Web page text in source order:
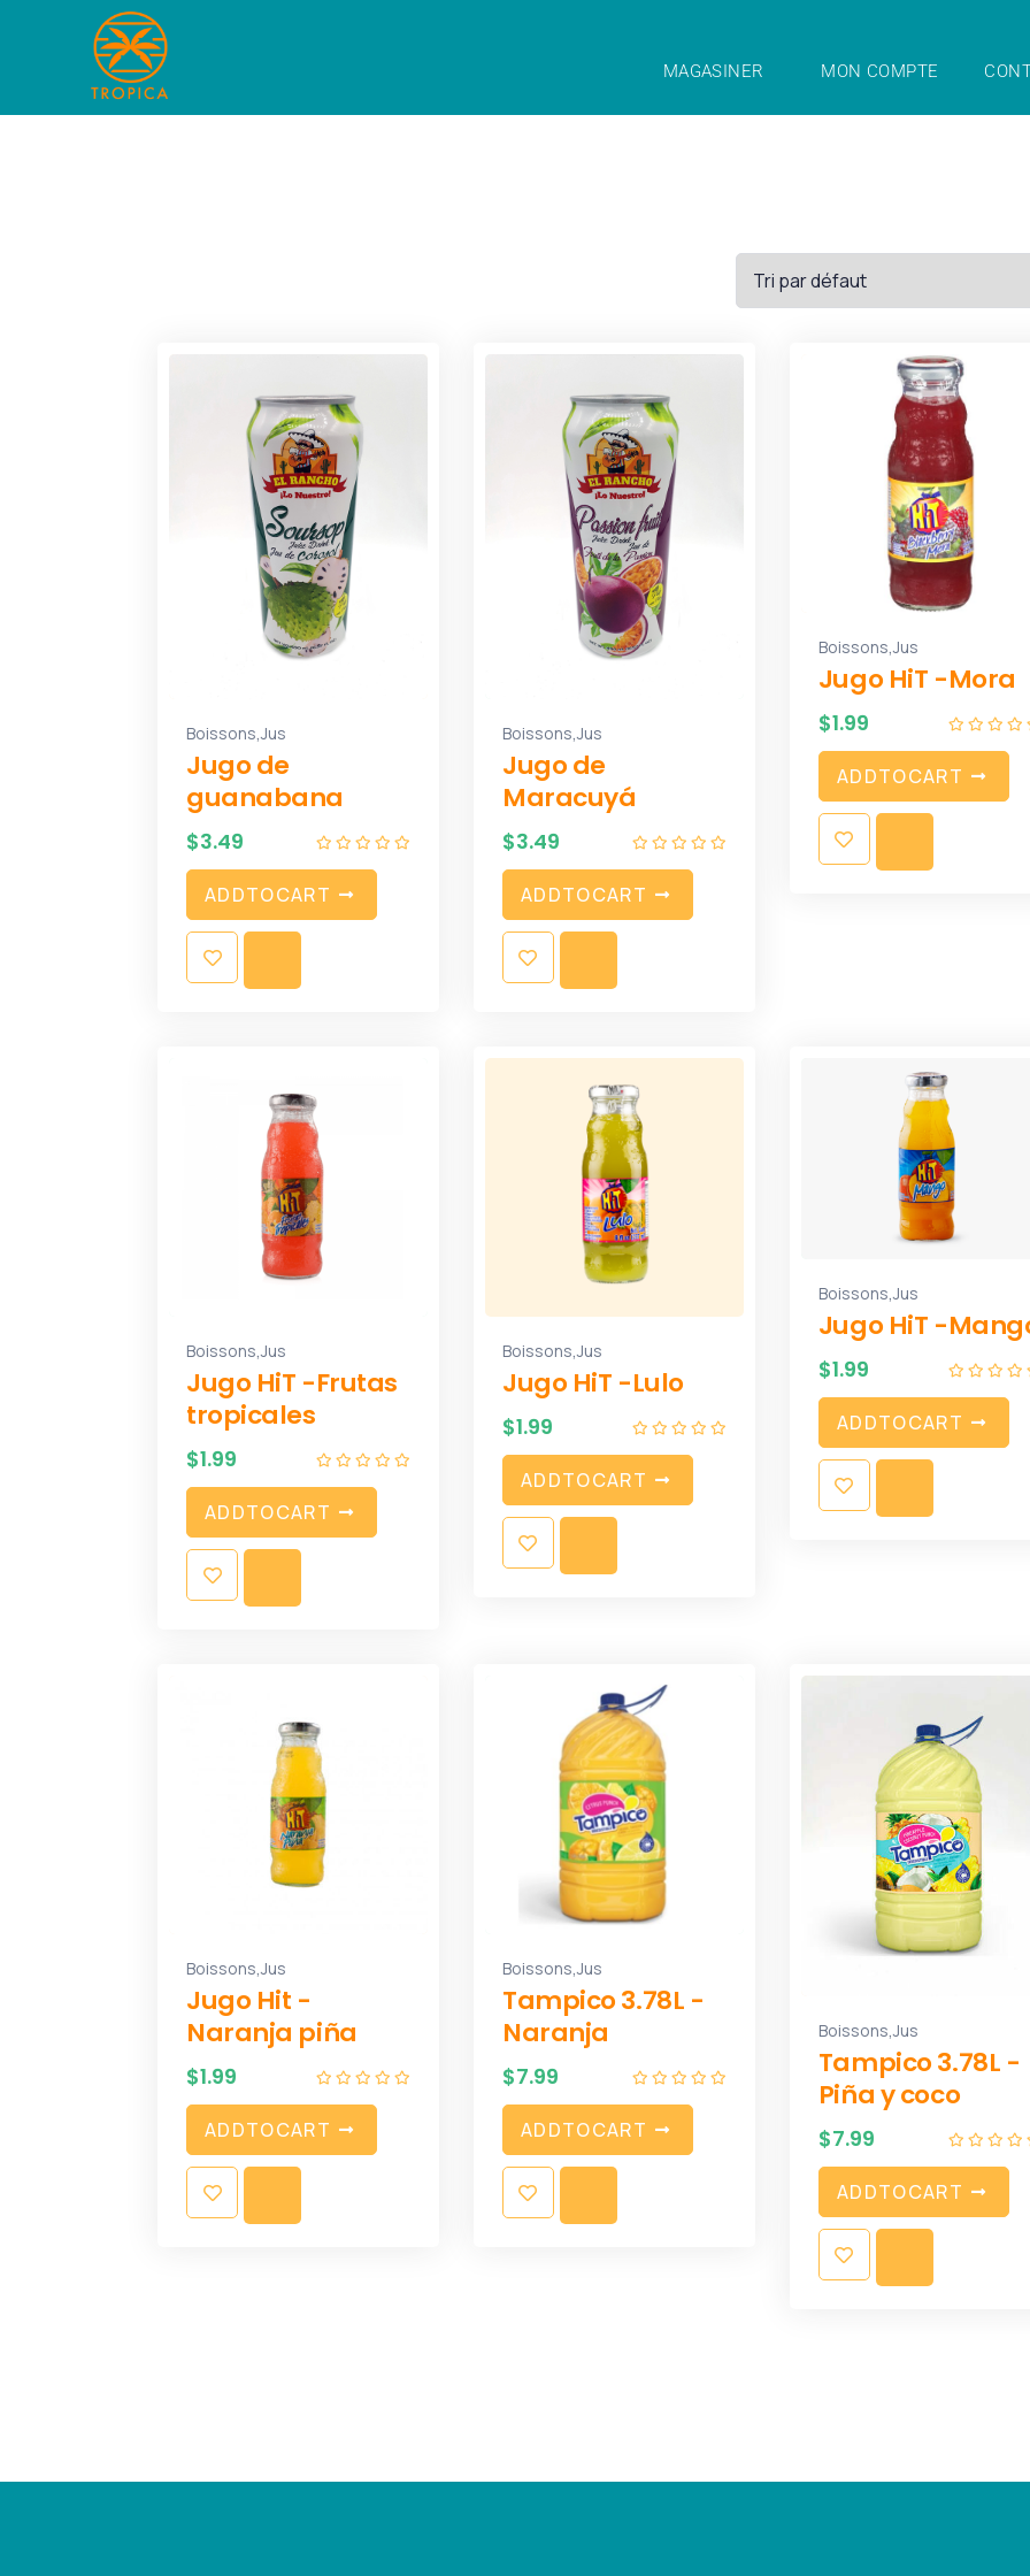
MAGASINER MON COMPTE
Boissons,Jus
Jugo de
guanabana
$3.49
ADDTOCART
Boissons,Jus
Jugo de
Maracuyá
$3.49
ADDTOCART
Boissons,Jus
Jugo HiT -Mora
$1.99
ADDTOCART
Boissons,Jus
Jugo HiT -Frutas
tropicales
$1.99
ADDTOCART
Boissons,Jus
Jugo HiT -Lulo
$1.99
ADDTOCART
Boissons,Jus
Jugo HiT -
$1.99
ADDTOCART
Boissons,Jus
Jugo Hit -
Naranja piña
$1.99
ADDTOCART
Boissons,Jus
Tampico 3.78L -
Naranja
$7.99
ADDTOCART
Boissons,Jus
Tampico 3.78L -
Piña y coco
$7.99
ADDTOCART